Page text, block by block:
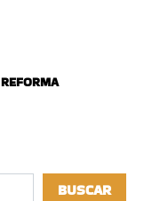
REFORMA
BUSCAR